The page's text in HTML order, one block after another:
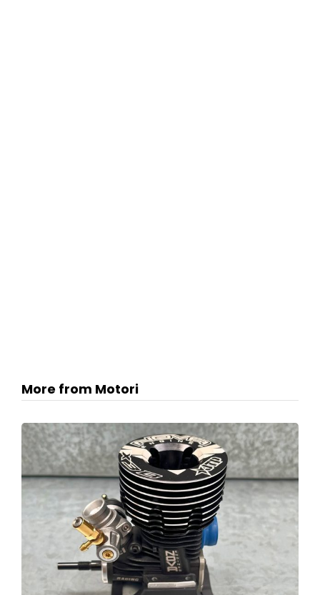
More from Motori